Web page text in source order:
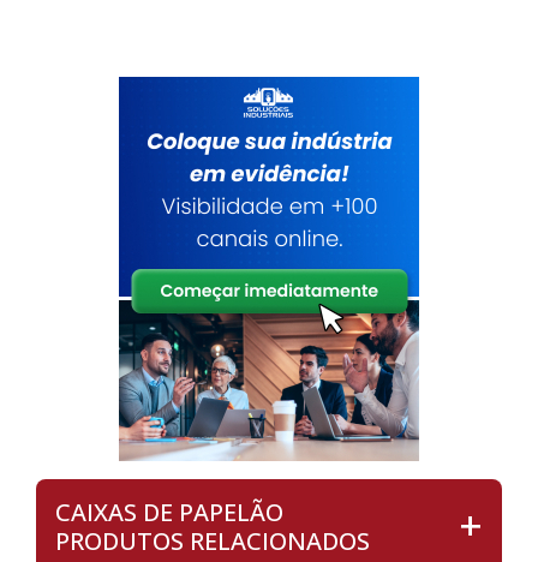
CAIXAS DE PAPELÃO
PRODUTOS RELACIONADOS